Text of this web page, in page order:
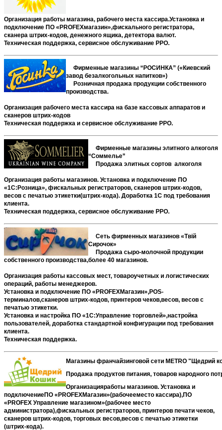
Организация работы магазина, рабочего места кассира.Установка и
подключение ПО « PROFEXмагазин»,фискального регистратора,
сканера штрих-кодов, денежного ящика, детектора валют.
Техническая поддержка, сервисное обслуживание РРО.
Фирменные магазины “РОСИНКА” («Киевский
завод безалкогольных напитков»)
Розничная продажа продукции собственного
производства.
Организация рабочего места кассира на базе кассовых аппаратов и
сканеров штрих-кодов
Техническая поддержка и сервисное обслуживание РРО.
Фирменные магазины элитного алкоголя
“Соммелье”
Продажа элитных сортов алкоголя
Организация работы магазинов. Установка и подключение ПО
«1С:Розница», фискальных регистраторов, сканеров штрих-кодов,
весов с печатью этикетки(штрих-кода). Доработка 1С под требования
клиента.
Техническая поддержка, сервисное обслуживание РРО.
Сеть фирменных магазинов «Твій
Сирочок»
Продажа сыро-молочной продукции
собственного производства,более 40 магазинов.
Организация работы кассовых мест, товароучетных и логистических
операций, работы менеджеров.
Установка и подключение ПО «PROFEXМагазин»,POS-
терминалов,сканеров штрих-кодов, принтеров чеков,весов, весов с
печатью этикетки.
Установка и настройка ПО «1С:Управление торговлей»,настройка
пользователей, доработка стандартной конфигурации под требования
клиента.
Техническая поддержка.
Магазины франчайзинговой сети METRO "Щедрий
Продажа продуктов питания, товаров народного
Организацияработы магазинов. Установка и
подключениеПО «PROFEXМагазин»(рабочееместо кассира),ПО
«PROFEX Управление магазином»(рабочее место
администратора),фискальных регистраторов, принтеров печати чеков,
сканеров штрих-кодов, торговых весов,весов с печатью этикетки
(штрих-кода).